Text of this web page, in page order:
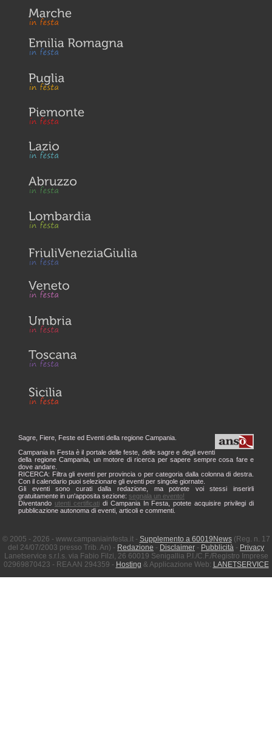
Sagre, Fiere, Feste ed Eventi della regione Campania.
Campania in Festa è il portale delle feste, delle sagre e degli eventi
della regione Campania, un motore di ricerca per sapere sempre cosa fare e
dove andare.
RICERCA: Filtra gli eventi per provincia o per categoria dalla colonna di destra.
Con il calendario puoi selezionare gli eventi per singole giornate.
Gli eventi sono curati dalla redazione, ma potrete voi stessi inserirli
gratuitamente in un'apposita sezione: segnala un evento!
Diventando utenti certificatidi Campania In Festa, potete acquisire privilegi di
pubblicazione autonoma di eventi, articoli e commenti.
© 2005 - 2026 - www.campaniainfesta.it - Supplemento a 60019News(Reg. n. 17
del 24/07/2003 presso Trib. An) - Redazione - Disclaimer - Pubblicità - Privacy
Lanetservice s.r.l.s. via Fabio Filzi, 26 60019 Senigallia P.I./C.F./Registro Imprese
02969870423 - REA AN 294359 - Hosting & Applicazione Web: LANETSERVICE